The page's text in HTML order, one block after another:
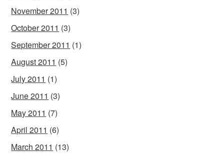
November 2011 (3)
October 2011 (3)
September 2011 (1)
August 2011 (5)
July 2011 (1)
June 2011 (3)
May 2011 (7)
April 2011 (6)
March 2011 (13)